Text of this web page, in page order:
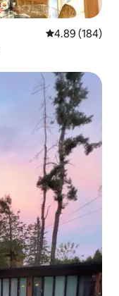
レビュー184
4.89 (184)